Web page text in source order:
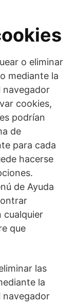
o eliminar
mediante la
navegador
cookies,
podrían
de
para cada
hacerse
de Ayuda
cualquier
que
las
la
navegador